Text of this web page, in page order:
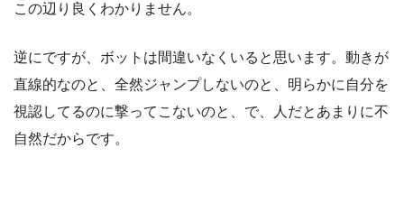
この辺り良くわかりません。
逆にですが、ボットは間違いなくいると思います。動きが
直線的なのと、全然ジャンプしないのと、明らかに自分を
視認してるのに撃ってこないのと、で、人だとあまりに不
自然だからです。